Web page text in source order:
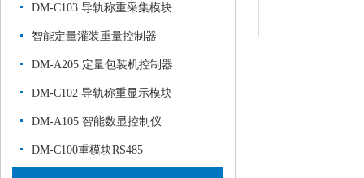
DM-C103 导轨称重采集模块
智能定量灌装重量控制器
DM-A205 定量包装机控制器
DM-C102 导轨称重显示模块
DM-A105 智能数显控制仪
DM-C100重模块RS485